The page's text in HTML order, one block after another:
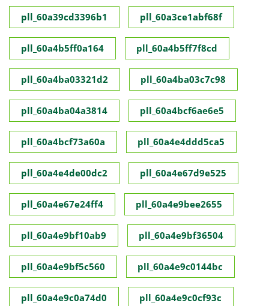
pll_60a39cd3396b1 pll_60a3ce1abf68f
pll_60a4b5ff0a164 pll_60a4b5ff7f8cd
pll_60a4ba03321d2 pll_60a4ba03c7c98
pll_60a4ba04a3814 pll_60a4bcf6ae6e5
pll_60a4bcf73a60a pll_60a4e4ddd5ca5
pll_60a4e4de00dc2 pll_60a4e67d9e525
pll_60a4e67e24ff4 pll_60a4e9bee2655
pll_60a4e9bf10ab9 pll_60a4e9bf36504
pll_60a4e9bf5c560 pll_60a4e9c0144bc
pll_60a4e9c0a74d0 pll_60a4e9c0cf93c